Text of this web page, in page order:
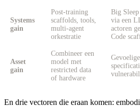
Systems
gain
Post-training
scaffolds, tools,
multi-agent
orkestratie
Big
via een
actoren
Code
Asset
gain
Combineer een
model met
restricted data
of hardware
En drie vectoren die eraan komen: